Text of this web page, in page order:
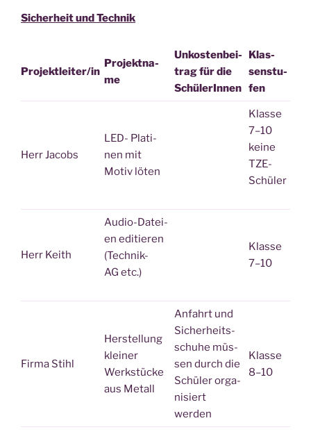
Sicher­heit und Technik
Projektleiter/in
Pro­jekt­na­
me
Unkos­ten­bei­
trag für die
SchülerInnen
Klas­
sen­stu­
fen
Herr Jacobs
LED- Pla­ti­
nen mit
Motiv löten
Klas­se
7–10
kei­ne
TZE-
Schüler
Herr Keith
Audio-Datei­
en editieren
(Tech­nik-
AG etc.)
Klas­se
7–10
Fir­ma Stihl
Her­stel­lung
klei­ner
Werk­stü­cke
aus Metall
Anfahrt und
Sicher­heits­
schu­he müs­
sen durch die
Schü­ler orga­
ni­siert
werden
Klas­se
8–10